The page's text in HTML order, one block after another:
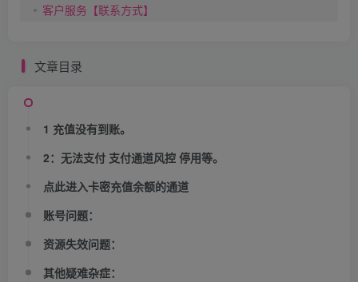
客户服务【联系方式】
文章目录
1 充值没有到账。
2：无法支付 支付通道风控 停用等。
点此进入卡密充值余额的通道
账号问题：
资源失效问题：
其他疑难杂症：